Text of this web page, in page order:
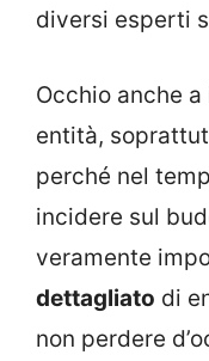
diversi esperti
Occhio anche
entità,
perché nel
incidere sul
veramente
dettagliato di
non perdere